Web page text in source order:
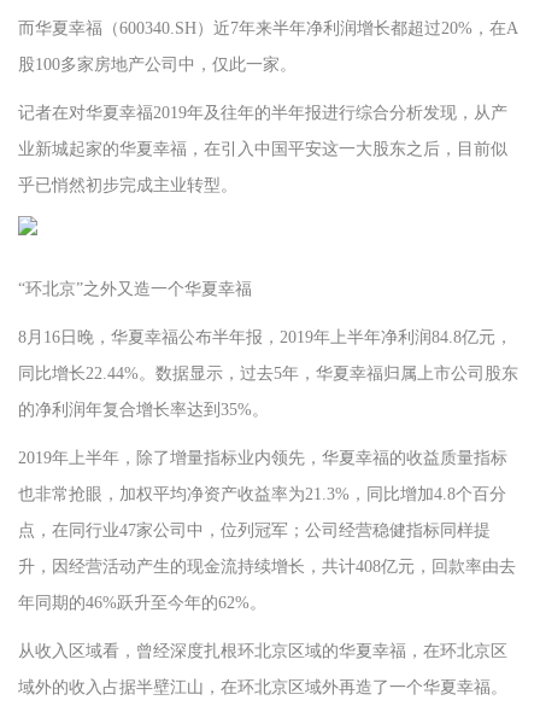
而华夏幸福（600340.SH）近7年来半年净利润增长都超过20%，在A
股100多家房地产公司中，仅此一家。
记者在对华夏幸福2019年及往年的半年报进行综合分析发现，从产
业新城起家的华夏幸福，在引入中国平安这一大股东之后，目前似
乎已悄然初步完成主业转型。
“环北京”之外又造一个华夏幸福
8月16日晚，华夏幸福公布半年报，2019年上半年净利润84.8亿元，
同比增长22.44%。数据显示，过去5年，华夏幸福归属上市公司股东
的净利润年复合增长率达到35%。
2019年上半年，除了增量指标业内领先，华夏幸福的收益质量指标
也非常抢眼，加权平均净资产收益率为21.3%，同比增加4.8个百分
点，在同行业47家公司中，位列冠军；公司经营稳健指标同样提
升，因经营活动产生的现金流持续增长，共计408亿元，回款率由去
年同期的46%跃升至今年的62%。
从收入区域看，曾经深度扎根环北京区域的华夏幸福，在环北京区
域外的收入占据半壁江山，在环北京区域外再造了一个华夏幸福。